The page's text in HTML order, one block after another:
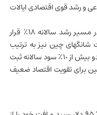
و رشد قوی اقتصادی ایالات
شاخص نیکی ژاپن ٠/٩٥٪ رشد کرد و در مسیر رشد سالانه ١٨٪ قرار
چین نیز به ترتیب
٠/٠٨٪ و ٠/١٤٪ رشد روزانه داشتند و هر دو بیش از ١٠٪ سود سالانه ثبت
برای تقویت اقتصاد ضعیف